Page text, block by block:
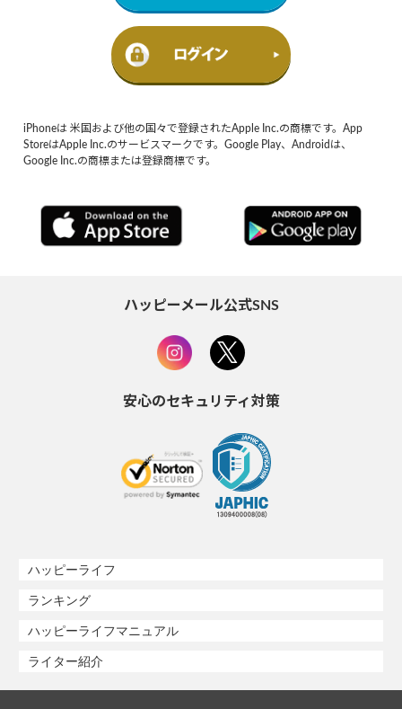
iPhoneは 米国および他の国々で登録されたApple Inc.の商標です。App
StoreはApple Inc.のサービスマークです。Google Play、Androidは、
Google Inc.の商標または登録商標です。
ハッピーメール公式SNS
安心のセキュリティ対策
ハッピーライフ
ランキング
ハッピーライフマニュアル
ライター紹介